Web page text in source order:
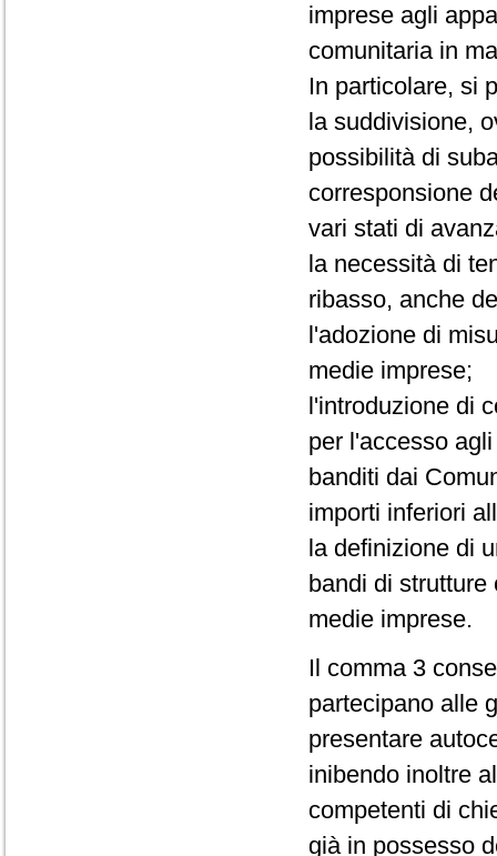
imprese agli
comunitaria in
In particolare, si
la suddivisione,
possibilità di
corresponsione
vari stati di
la necessità di
ribasso, anche
l'adozione di
medie imprese;
l'introduzione di
per l'accesso
banditi dai
importi inferiori
la definizione di
bandi di
medie imprese.
Il comma 3
partecipano alle
presentare
inibendo inoltre
competenti di
già in possesso